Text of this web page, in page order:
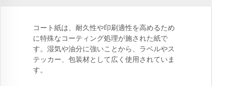
コート紙は、耐久性や印刷適性を高めるため
に特殊なコーティング処理が施された紙で
す。湿気や油分に強いことから、ラベルやス
テッカー、包装材として広く使用されていま
す。